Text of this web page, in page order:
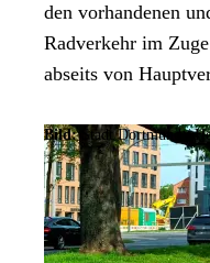
den vorhandenen
Radverkehr im
abseits von
Bild:Stadt Dortmund /